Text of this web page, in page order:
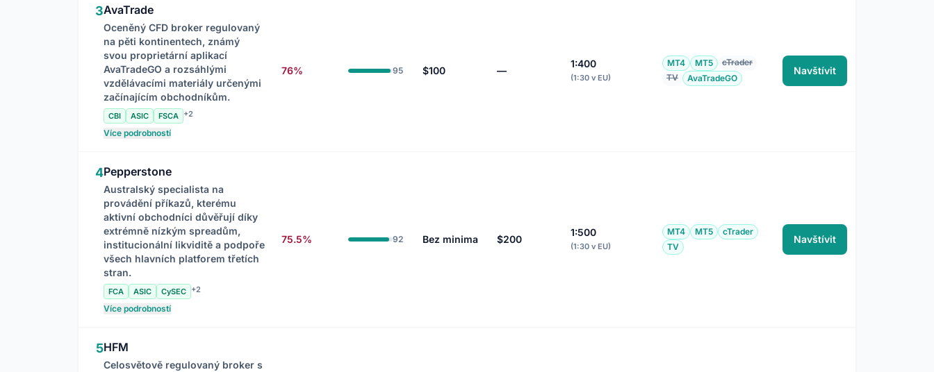
3AvaTrade
Oceněný CFD broker regulovaný
na pěti kontinentech, známý
svou proprietární aplikací
AvaTradeGO a rozsáhlými
vzdělávacími materiály určenými
začínajícím obchodníkům.
CBI ASIC FSCA +2
Více podrobností
76% 95 $100 —
1:400
(1:30 v EU)
MT4 MT5
cTrader
TV
AvaTradeGO
Navštívit
4Pepperstone
Australský specialista na
provádění příkazů, kterému
aktivní obchodníci důvěřují díky
extrémně nízkým spreadům,
institucionální likviditě a podpoře
všech hlavních platforem třetích
stran.
FCA ASIC CySEC +2
Více podrobností
75.5% 92 Bez minima $200
1:500
(1:30 v EU)
MT4 MT5
cTrader
TV
Navštívit
5HFM
Celosvětově regulovaný broker s